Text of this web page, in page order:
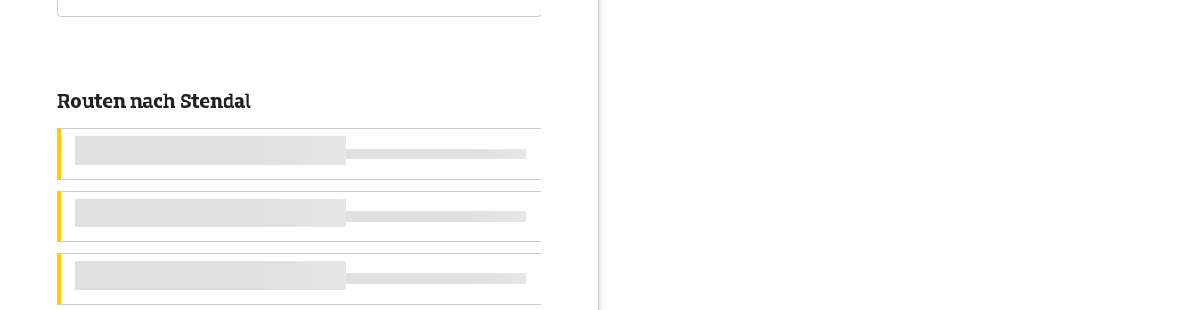
Routen nach Stendal